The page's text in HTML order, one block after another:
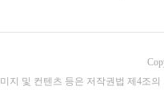
지 및 컨텐츠 등은 저작권법 제4조